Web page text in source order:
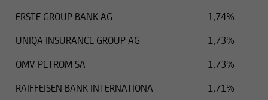
ERSTE GROUP BANK AG
1,74%
UNIQA INSURANCE GROUP AG
1,73%
OMV PETROM SA
1,73%
RAIFFEISEN BANK INTERNATIONA
1,71%